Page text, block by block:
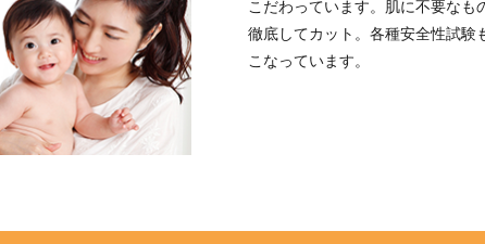
こだわっています。肌に不要なも
徹底してカット。各種安全性試験
こなっています。